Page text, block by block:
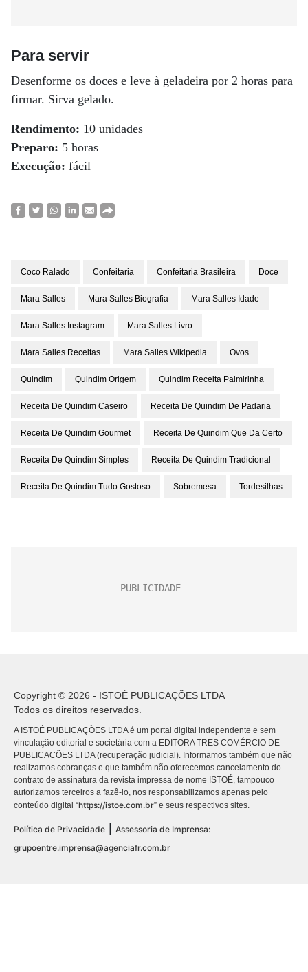
Para servir
Desenforme os doces e leve à geladeira por 2 horas para
firmar. Sirva gelado.
Rendimento: 10 unidades
Preparo: 5 horas
Execução: fácil
Coco Ralado Confeitaria Confeitaria Brasileira Doce
Mara Salles Mara Salles Biografia Mara Salles Idade
Mara Salles Instagram Mara Salles Livro
Mara Salles Receitas Mara Salles Wikipedia Ovos
Quindim Quindim Origem Quindim Receita Palmirinha
Receita De Quindim Caseiro Receita De Quindim De Padaria
Receita De Quindim Gourmet Receita De Quindim Que Da Certo
Receita De Quindim Simples Receita De Quindim Tradicional
Receita De Quindim Tudo Gostoso Sobremesa Tordesilhas
Copyright © 2026 - ISTOÉ PUBLICAÇÕES LTDA
Todos os direitos reservados.
A ISTOÉ PUBLICAÇÕES LTDA é um portal digital independente e sem
vinculação editorial e societária com a EDITORA TRES COMÉRCIO DE
PUBLICACÕES LTDA (recuperação judicial). Informamos também que não
realizamos cobranças e que também não oferecemos cancelamento do
contrato de assinatura da revista impressa de nome ISTOÉ, tampouco
autorizamos terceiros a fazê-lo, nos responsabilizamos apenas pelo
conteúdo digital “https://istoe.com.br” e seus respectivos sites.
Política de Privacidade
Assessoria de Imprensa:
grupoentre.imprensa@agenciafr.com.br